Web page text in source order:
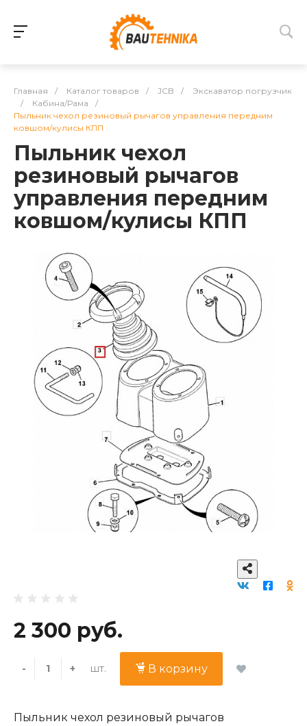
Главная / Каталог товаров / JCB /
Экскаватор погрузчик
/
Кабина/Рама
/
Пыльник чехол резиновый рычагов управления передним
ковшом/кулисы КПП
Пыльник чехол
резиновый рычагов
управления передним
ковшом/кулисы КПП
2 300 руб.
- + шт. В корзину
Пыльник чехол резиновый рычагов